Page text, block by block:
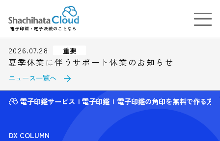
電子印鑑・電子決裁のことなら
2026.07.28 重要
夏季休業に伴うサポート休業のお知らせ
ニュース一覧へ
電子印鑑サービス 電子印鑑 電子印鑑の角印を無料で作る方
DX COLUMN